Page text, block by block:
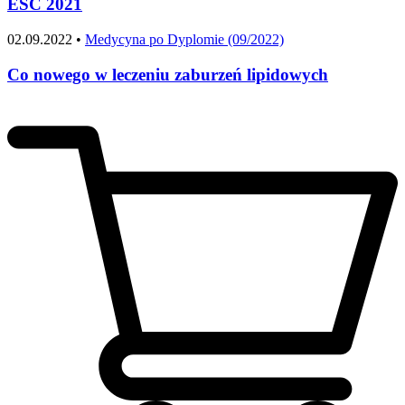
ESC 2021
02.09.2022 • Medycyna po Dyplomie (09/2022)
Co nowego w leczeniu zaburzeń lipidowych